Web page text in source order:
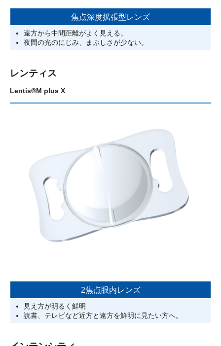
焦点深度拡張型レンズ
遠方から中間距離がよく見える。
夜間の光のにじみ、まぶしさが少ない。
レンティス
Lentis®M plus X
2焦点眼内レンズ
見え方が明るく鮮明
読書、テレビなど近方と遠方を鮮明に見たい方へ。